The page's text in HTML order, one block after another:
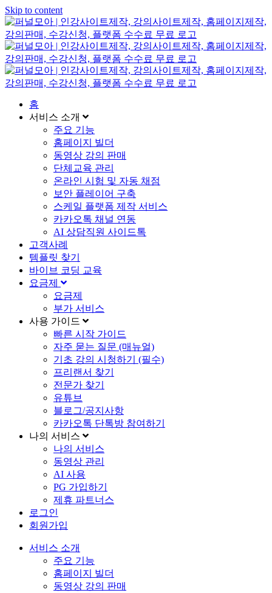
Skip to content
홈
서비스 소개
주요 기능
홈페이지 빌더
동영상 강의 판매
단체교육 관리
온라인 시험 및 자동 채점
보안 플레이어 구축
스케일 플랫폼 제작 서비스
카카오톡 채널 연동
AI 상담직원 사이드톡
고객사례
템플릿 찾기
바이브 코딩 교육
요금제
요금제
부가 서비스
사용 가이드
빠른 시작 가이드
자주 묻는 질문 (매뉴얼)
기초 강의 시청하기 (필수)
프리랜서 찾기
전문가 찾기
유튜브
블로그/공지사항
카카오톡 단톡방 참여하기
나의 서비스
나의 서비스
동영상 관리
AI 사용
PG 가입하기
제휴 파트너스
로그인
회원가입
서비스 소개
주요 기능
홈페이지 빌더
동영상 강의 판매